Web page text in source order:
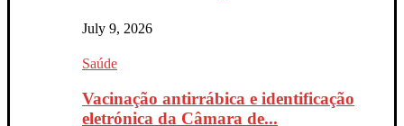
July 9, 2026
Saúde
Vacinação antirrábica e identificação
eletrónica da Câmara de...